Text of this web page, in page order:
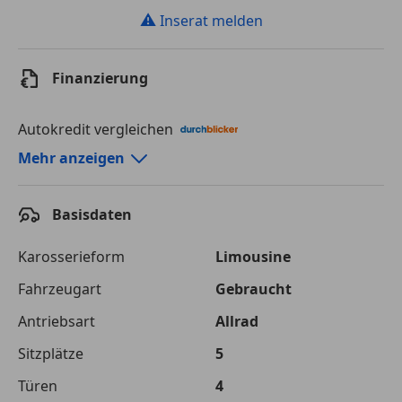
⚠ Inserat melden
Finanzierung
Autokredit vergleichen
Autokredit-Rechner von durchblicker.at
Laufzeit
120 Monate
Kreditbetrag
€ 41 000,-
Zu zahlender
Gesamtbetrag
€ 57 761,-
Mehr anzeigen
Basisdaten
Karosserieform
Limousine
Fahrzeugart
Gebraucht
Antriebsart
Allrad
Sitzplätze
5
Türen
4